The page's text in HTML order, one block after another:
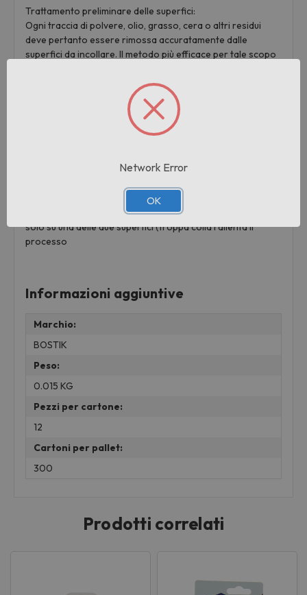
Trattamento preliminare delle superfici:
Ogni traccia di polvere, olio, grasso, cera o altri residui
deve pertanto essere rimossa accuratamente dalle
superfici da incollare. Il metodo più efficace per tale scopo
idonei, ad esempio acetone (se compatibile con i materiali:
prima verificare). Per metalli e leghe metalliche è
consigliabile irruvidire la superficie con carta smeriglio o
mediante molatura o spazzolatura.
orario, non comprimere il tubetto. 2. Svitare il tappo per
utilizzare il prodotto. Applicare uno strato sottile di colla
solo su una delle due superfici (troppa colla rallenta il
processo
Informazioni aggiuntive
Marchio:
BOSTIK
Peso:
0.015 KG
Pezzi per cartone:
12
Cartoni per pallet:
300
Prodotti correlati
Network Error
OK